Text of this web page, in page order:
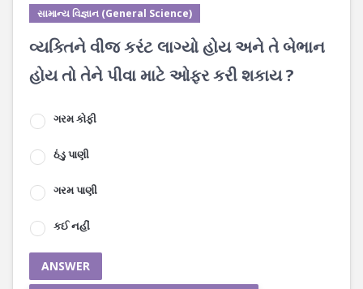
સામાન્ય વિજ્ઞાન (General Science)
વ્યક્તિને વીજ કરંટ લાગ્યો હોય અને તે બેભાન
હોય તો તેને પીવા માટે ઓફર કરી શકાય ?
ગરમ કોફી
ઠંડુ પાણી
ગરમ પાણી
કઈ નહીં
ANSWER